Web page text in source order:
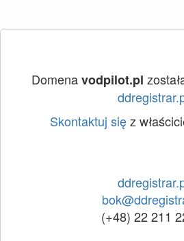
Domenavodpilot.pl
Skontaktuj sięz
(+48) 22 211